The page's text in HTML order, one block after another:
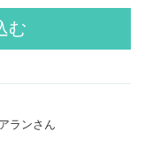
む
ランさん